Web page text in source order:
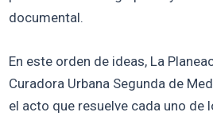
documental.
En este orden de ideas, La
Curadora Urbana Segunda de
el acto que resuelve cada uno de